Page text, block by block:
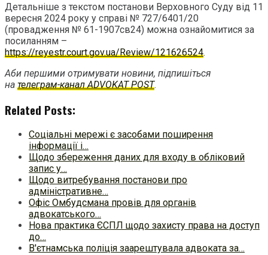
Детальніше з текстом постанови Верховного Суду від 11
вересня 2024 року у справі № 727/6401/20
(провадження № 61-1907св24) можна ознайомитися за
посиланням –
https://reyestr.court.gov.ua/Review/121626524.
Аби першими отримувати новини, підпишіться
на телеграм-канал ADVOKAT POST.
Related Posts:
Соціальні мережі є засобами поширення
інформації і…
Щодо збереження даних для входу в обліковий
запис у…
Щодо витребування постанови про
адміністративне…
Офіс Омбудсмана провів для органів
адвокатського…
Нова практика ЄСПЛ щодо захисту права на доступ
до…
В'єтнамська поліція заарештувала адвоката за…